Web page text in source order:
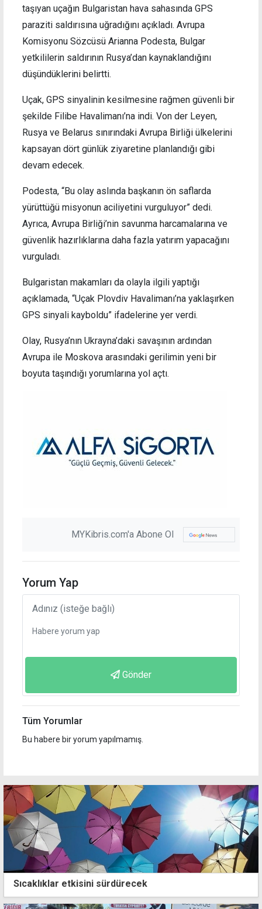
taşıyan uçağın Bulgaristan hava sahasında GPS
paraziti saldırısına uğradığını açıkladı. Avrupa
Komisyonu Sözcüsü Arianna Podesta, Bulgar
yetkililerin saldırının Rusya’dan kaynaklandığını
düşündüklerini belirtti.
Uçak, GPS sinyalinin kesilmesine rağmen güvenli bir
şekilde Filibe Havalimanı’na indi. Von der Leyen,
Rusya ve Belarus sınırındaki Avrupa Birliği ülkelerini
kapsayan dört günlük ziyaretine planlandığı gibi
devam edecek.
Podesta, “Bu olay aslında başkanın ön saflarda
yürüttüğü misyonun aciliyetini vurguluyor” dedi.
Ayrıca, Avrupa Birliği’nin savunma harcamalarına ve
güvenlik hazırlıklarına daha fazla yatırım yapacağını
vurguladı.
Bulgaristan makamları da olayla ilgili yaptığı
açıklamada, “Uçak Plovdiv Havalimanı’na yaklaşırken
GPS sinyali kayboldu” ifadelerine yer verdi.
Olay, Rusya’nın Ukrayna’daki savaşının ardından
Avrupa ile Moskova arasındaki gerilimin yeni bir
boyuta taşındığı yorumlarına yol açtı.
MYKibris.com'a Abone Ol
Yorum Yap
Gönder
Tüm Yorumlar
Bu habere bir yorum yapılmamış.
Sıcaklıklar etkisini sürdürecek